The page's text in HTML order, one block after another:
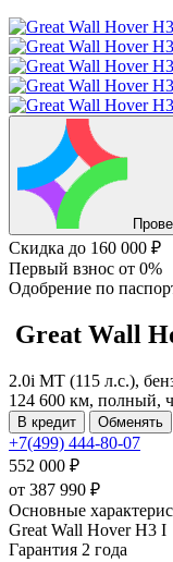
Скидка до 160 000 ₽
Первый взнос от 0%
Одобрение по
Great Wall
2.0i MT (115 л.с.),
124 600 км, полный,
В кредит Обменять
+7(499) 444-80-07
552 000 ₽
от 387 990 ₽
Основные
Great Wall Hover H3 I
Гарантия 2 года